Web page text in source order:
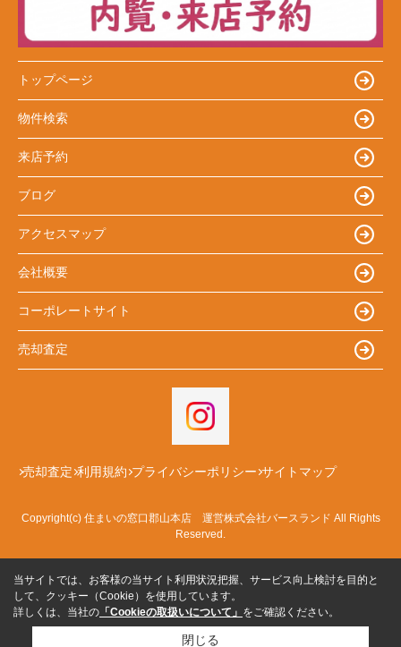
トップページ
物件検索
来店予約
ブログ
アクセスマップ
会社概要
コーポレートサイト
売却査定
売却査定 利用規約 プライバシーポリシー サイトマップ
Copyright(c) 住まいの窓口郡山本店 運営株式会社バースランド All Rights
Reserved.
当サイトでは、お客様の当サイト利用状況把握、サービス向上検討を目的と
して、クッキー（Cookie）を使用しています。
詳しくは、当社の 「Cookieの取扱いについて」 をご確認ください。
閉じる